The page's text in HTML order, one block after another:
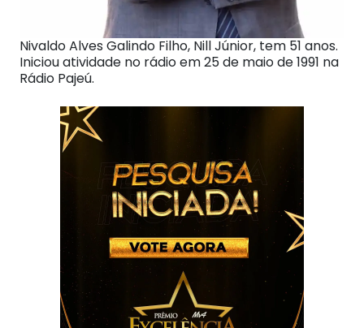
Nivaldo Alves Galindo Filho, Nill Júnior, tem 51 anos.
Iniciou atividade no rádio em 25 de maio de 1991 na
Rádio Pajeú.